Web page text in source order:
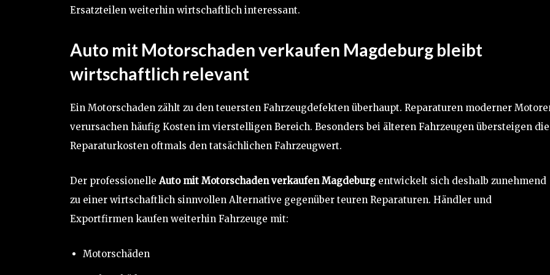
Ersatzteilen weiterhin wirtschaftlich interessant.
Auto mit Motorschaden verkaufen Magdeburg bleibt
wirtschaftlich relevant
Ein Motorschaden zählt zu den teuersten Fahrzeugdefekten überhaupt. Reparaturen moderner
verursachen häufig Kosten im vierstelligen Bereich. Besonders bei älteren Fahrzeugen übersteigen die
Reparaturkosten oftmals den tatsächlichen Fahrzeugwert.
Der professionelleAuto mit Motorschaden verkaufen Magdeburg entwickelt sich deshalb zunehmend
zu einer wirtschaftlich sinnvollen Alternative gegenüber teuren Reparaturen. Händler und
Exportfirmen kaufen weiterhin Fahrzeuge mit:
Motorschäden